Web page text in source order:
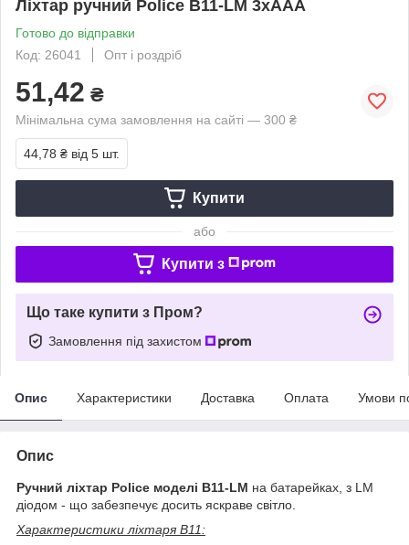
Ліхтар ручний Police B11-LM 3хААА
Готово до відправки
Код: 26041
Опт і роздріб
51,42 ₴
Мінімальна сума замовлення на сайті — 300 ₴
44,78 ₴ від 5 шт.
Купити
або
Купити з
Що таке купити з Пром?
Замовлення під захистом
Опис Характеристики Доставка Оплата Умови
Опис
Ручний ліхтар Police моделі B11-LM на батарейках, з LM
діодом - що забезпечує досить яскраве світло.
Характеристики ліхтаря В11: